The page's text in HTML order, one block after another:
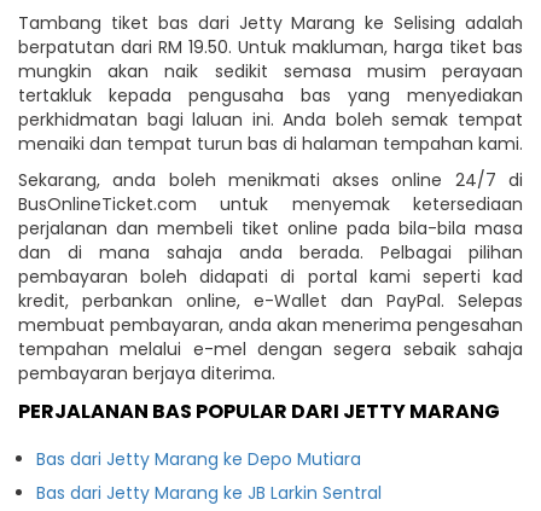
Tambang tiket bas dari Jetty Marang ke Selising adalah
berpatutan dari RM 19.50. Untuk makluman, harga tiket bas
mungkin akan naik sedikit semasa musim perayaan
tertakluk kepada pengusaha bas yang menyediakan
perkhidmatan bagi laluan ini. Anda boleh semak tempat
menaiki dan tempat turun bas di halaman tempahan kami.
Sekarang, anda boleh menikmati akses online 24/7 di
BusOnlineTicket.com untuk menyemak ketersediaan
perjalanan dan membeli tiket online pada bila-bila masa
dan di mana sahaja anda berada. Pelbagai pilihan
pembayaran boleh didapati di portal kami seperti kad
kredit, perbankan online, e-Wallet dan PayPal. Selepas
membuat pembayaran, anda akan menerima pengesahan
tempahan melalui e-mel dengan segera sebaik sahaja
pembayaran berjaya diterima.
PERJALANAN BAS POPULAR DARI JETTY MARANG
Bas dari Jetty Marang ke Depo Mutiara
Bas dari Jetty Marang ke JB Larkin Sentral